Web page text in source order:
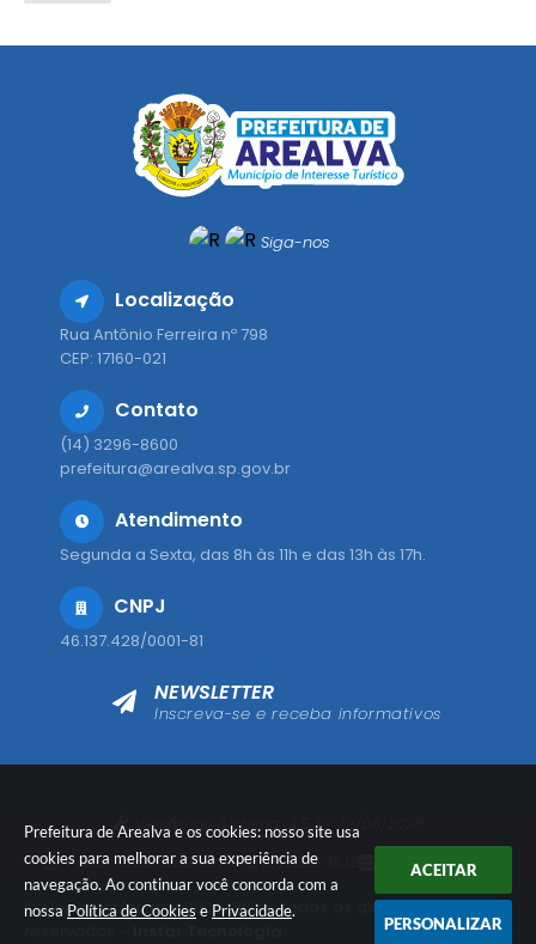
Prefeitura de Arealva e os cookies: nosso site usa
cookies para melhorar a sua experiência de
navegação. Ao continuar você concorda com a
nossa Política de Cookies e Privacidade.
ACEITAR
PERSONALIZAR
Siga-nos
Localização
Rua Antônio Ferreira nº 798
CEP: 17160-021
Contato
(14) 3296-8600
prefeitura@arealva.sp.gov.br
Atendimento
Segunda a Sexta, das 8h às 11h e das 13h às 17h.
CNPJ
46.137.428/0001-81
NEWSLETTER
Inscreva-se e receba informativos
Versão do Sistema:
3.5.3 - 19/06/2026
Portal atualizado em:08/08/2026 15:18 Dados Abertos
© Copyright Instar - 2006-2026. Todos os direitos